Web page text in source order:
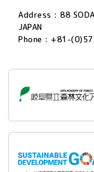
Address : 88
JAPAN
Phone : +81-